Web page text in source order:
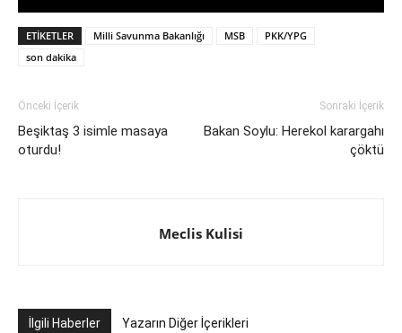
ETIKETLER Milli Savunma Bakanlığı MSB
PKK/YPG
son dakika
Önceki İçerik
Beşiktaş 3 isimle masaya
oturdu!
Sonraki İçerik
Bakan Soylu: Herekol karargahı
çöktü
Meclis Kulisi
İlgili Haberler Yazarın Diğer İçerikleri